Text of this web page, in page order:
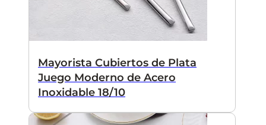
Mayorista Cubiertos de Plata
Juego Moderno de Acero
Inoxidable 18/10